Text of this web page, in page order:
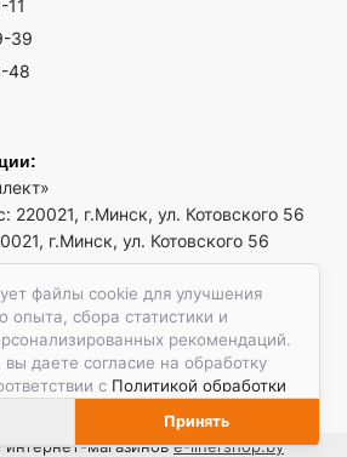
файлы cookie для улучшения
опыта, сбора статистики и
рекомендаций.
даете согласие на обработку
с Политикой обработки
Принять
39
48
г.Минск, ул. Котовского 56
г.Минск, ул. Котовского 56
1009 3553 3010 0933 в ЗАО "Банк
интернет-магазиновe-linershop.by